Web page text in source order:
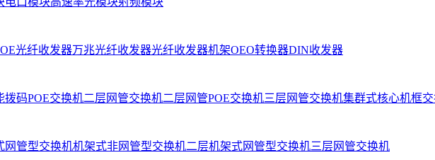
光纤收发器万兆光纤收发器光纤收发器机架OEO转换器DIN收发器
拨码POE交换机二层网管交换机二层网管POE交换机三层网管交换机集群式核心机框
网管型交换机机架式非网管型交换机二层机架式网管型交换机三层网管交换机